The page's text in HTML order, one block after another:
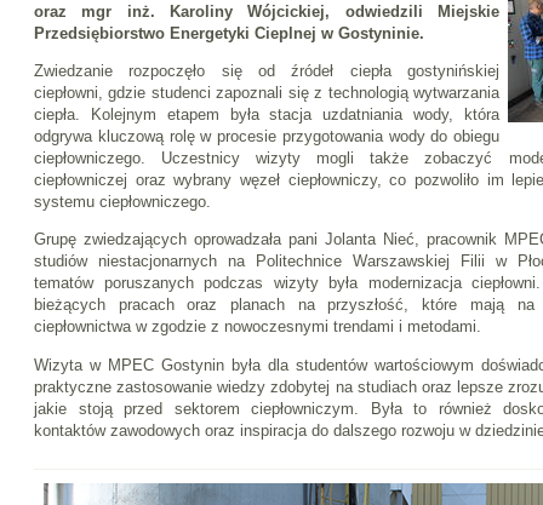
oraz mgr inż. Karoliny Wójcickiej, odwiedzili Miejskie
Przedsiębiorstwo Energetyki Cieplnej w Gostyninie.
Zwiedzanie rozpoczęło się od źródeł ciepła gostynińskiej
ciepłowni, gdzie studenci zapoznali się z technologią wytwarzania
ciepła. Kolejnym etapem była stacja uzdatniania wody, która
odgrywa kluczową rolę w procesie przygotowania wody do obiegu
ciepłowniczego. Uczestnicy wizyty mogli także zobaczyć
ciepłowniczej oraz wybrany węzeł ciepłowniczy, co pozwoliło im
systemu ciepłowniczego.
Grupę zwiedzających oprowadzała pani Jolanta Nieć, pracownik
studiów niestacjonarnych na Politechnice Warszawskiej Filii w
tematów poruszanych podczas wizyty była modernizacja
bieżących pracach oraz planach na przyszłość, które mają na
ciepłownictwa w zgodzie z nowoczesnymi trendami i metodami.
Wizyta w MPEC Gostynin była dla studentów wartościowym
praktyczne zastosowanie wiedzy zdobytej na studiach oraz lepsze
jakie stoją przed sektorem ciepłowniczym. Była to również
kontaktów zawodowych oraz inspiracja do dalszego rozwoju w